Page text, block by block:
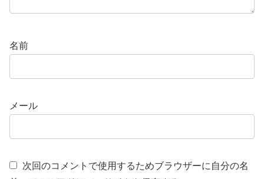
名前
メール
次回のコメントで使用するためブラウザーに自分の名